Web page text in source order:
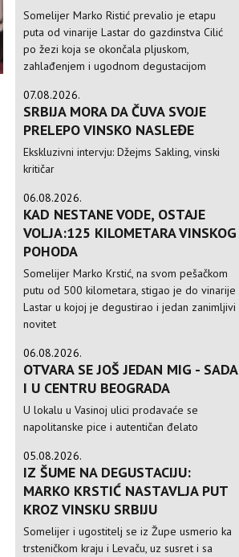
Somelijer Marko Ristić prevalio je etapu
puta od vinarije Lastar do gazdinstva Cilić
po žezi koja se okončala pljuskom,
zahlađenjem i ugodnom degustacijom
07.08.2026.
SRBIJA MORA DA ČUVA SVOJE
PRELEPO VINSKO NASLEĐE
Ekskluzivni intervju: Džejms Sakling, vinski
kritičar
06.08.2026.
KAD NESTANE VODE, OSTAJE
VOLJA:125 KILOMETARA VINSKOG
POHODA
Somelijer Marko Krstić, na svom pešačkom
putu od 500 kilometara, stigao je do vinarije
Lastar u kojoj je degustirao i jedan zanimljivi
novitet
06.08.2026.
OTVARA SE JOŠ JEDAN MIG - SADA
I U CENTRU BEOGRADA
U lokalu u Vasinoj ulici prodavaće se
napolitanske pice i autentičan đelato
05.08.2026.
IZ ŠUME NA DEGUSTACIJU:
MARKO KRSTIĆ NASTAVLJA PUT
KROZ VINSKU SRBIJU
Somelijer i ugostitelj se iz Župe usmerio ka
trsteničkom kraju i Levaču, uz susret i sa